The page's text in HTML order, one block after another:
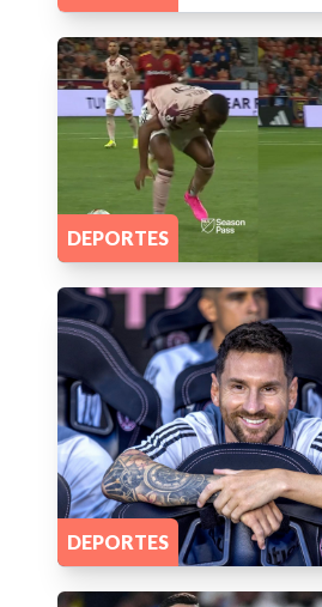
DEPORTES
DEPORTES